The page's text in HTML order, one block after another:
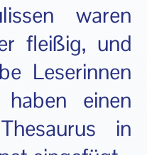
waren
fleißig, und
Leserinnen
einen
in